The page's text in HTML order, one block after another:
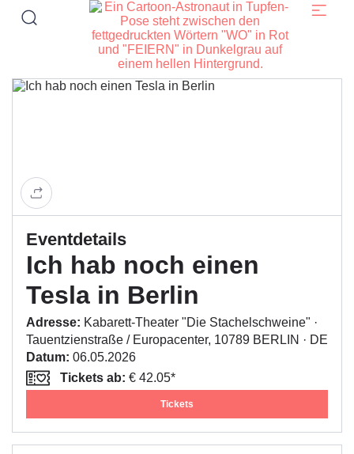
Eventdetails
Ich hab noch einen
Tesla in Berlin
Adresse: Kabarett-Theater "Die Stachelschweine" ·
Tauentzienstraße / Europacenter, 10789 BERLIN · DE
Datum: 06.05.2026
Tickets ab: € 42.05*
Tickets